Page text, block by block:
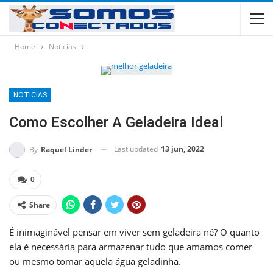
Home Noticias
NOTICIAS
Como Escolher A Geladeira Ideal
By Raquel Linder Last updated 13 jun, 2022
0
Share
É inimaginável pensar em viver sem geladeira né? O quanto
ela é necessária para armazenar tudo que amamos comer
ou mesmo tomar aquela água geladinha.